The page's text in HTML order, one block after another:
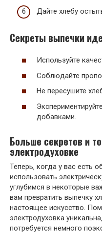
Дайте хлебу
Секреты выпечки
Используйте
Соблюдайте
Не пересушите
добавками.
Больше секретов и
электродуховке
Теперь‚ когда у вас есть
использовать
углубимся в некоторые
вам превратить выпечку
настоящее искусство.
электродуховка
потребуется немного